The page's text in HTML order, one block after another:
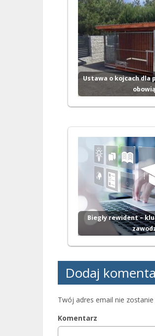
Ustawa o kojcach dla
Biegły rewident –
Dodaj
Twój adres email nie
Komentarz